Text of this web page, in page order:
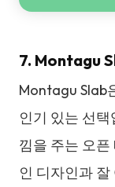
7. Montagu
Montagu Slab
인기 있는 선
낌을 주는 오
인 디자인과